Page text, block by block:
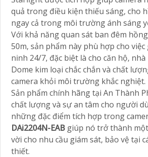
quả trong điều kiện thiếu sáng, cho
ngay cả trong môi trường ánh sáng
Với khả năng quan sát ban đêm
50m, sản phẩm này phù hợp cho việc
ninh 24/7, đặc biệt là cho căn hộ,
Dome kim loại chắc chắn và chất
camera khỏi môi trường khắc nghiệt.
Sản phẩm chính hãng tại An Thành
chất lượng và sự an tâm cho người
những đặc điểm tích hợp trong
DAi2204N-EAB giúp nó trở thành
vời cho nhu cầu giám sát, bảo vệ tại
thiết.